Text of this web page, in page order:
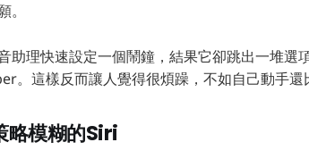
助理快速設定一個鬧鐘，結果它卻跳出一堆選
。這樣反而讓人覺得很煩躁，不如自己動手還
模糊的Siri